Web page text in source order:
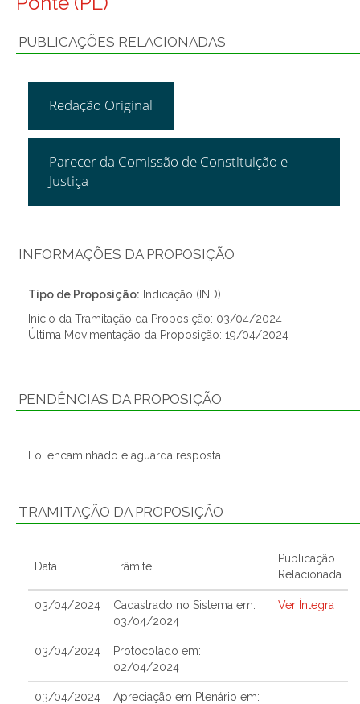
PUBLICAÇÕES RELACIONADAS
Redação Original
Parecer da Comissão de Constituição e
Justiça
INFORMAÇÕES DA PROPOSIÇÃO
Tipo de Proposição: Indicação (IND)
Início da Tramitação da Proposição: 03/04/2024
Última Movimentação da Proposição: 19/04/2024
PENDÊNCIAS DA PROPOSIÇÃO
Foi encaminhado e aguarda resposta.
TRAMITAÇÃO DA PROPOSIÇÃO
Data Trâmite
Publicação
Relacionada
03/04/2024
Cadastrado no Sistema em:
03/04/2024
Ver Íntegra
03/04/2024
Protocolado em:
02/04/2024
03/04/2024 Apreciação em Plenário em: